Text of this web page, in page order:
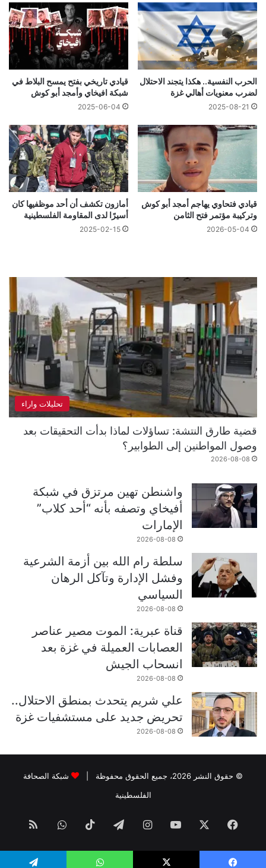
الحرب النفسية.. هكذا يتجند الاحتلال
لضرب معنويات أهالي غزة
2025-08-21
قيادي تاريخي بفتح يمسح البلاط في
شبكة افيخاي وأمجد أبو كوش
2025-06-04
قيادي فتحاوي يهاجم أمجد أبو كوش
وتركيبة مؤتمر فتح الثامن
2026-05-04
أمازون تكشف أن أحد موظفيها كان
أسيرًا لدى المقاومة الفلسطينية
2025-02-15
تحليلات واراء
قضية طارق النتشة: تساؤلات لماذا بدأت التحقيقات بعد
وصول المواطنين إلى الطوابير؟
2026-08-08
واشنطن تهين مرتزق في شبكة
أفيخاي وتصفه بأنه “أحد كلاب”
الإمارات
2026-08-08
سلطة رام الله بين أزمة الشرعية
وفشل الإدارة وتآكل الرهان
السياسي
2026-08-08
قناة عبرية: الموت مصير عناصر
العصابات العميلة في غزة بعد
انسحاب الجيش
2026-08-08
علي شريم يتحدث بمنطق الاحتلال..
تحريض جديد على مستشفيات غزة
2026-08-08
© حقوق النشر 2026، جميع الحقوق محفوظة |
شبكة الصحافة
الفلسطينية
فيسبوك ‫YouTubeانستقرامتيلقرام ‫TikTokواتسابملخص
الموقع